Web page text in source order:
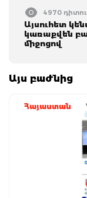
4970
Այսուհետ
կառաքվեն
միջոցով
Այս բաժնից
Հայաստան